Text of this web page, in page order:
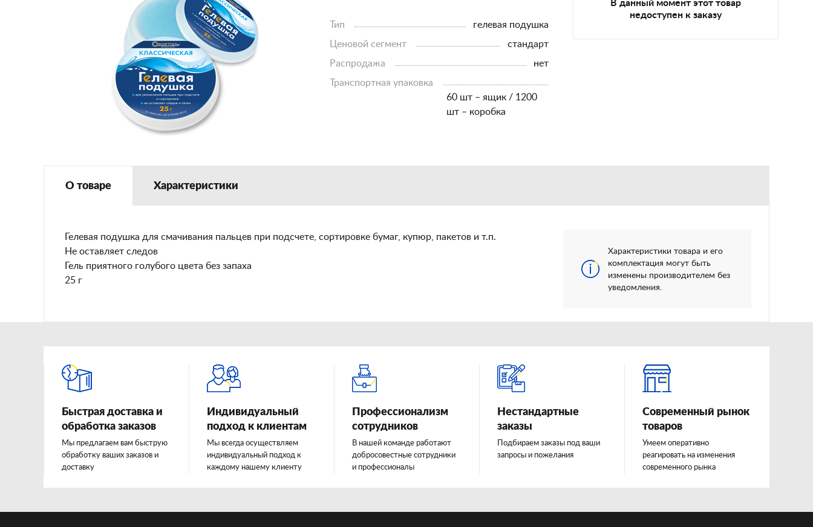
Тип
гелевая подушка
Ценовой сегмент
стандарт
Распродажа
нет
Транспортная упаковка
60 шт – ящик / 1200
шт – коробка
В данный момент этот товар
недоступен к заказу
О товаре Характеристики
Гелевая подушка для смачивания пальцев при подсчете, сортировке бумаг, купюр, пакетов и т.п.
Не оставляет следов
Гель приятного голубого цвета без запаха
25 г
Характеристики товара и его
комплектация могут быть
изменены производителем без
уведомления.
Быстрая доставка и
обработка заказов
Мы предлагаем вам быструю
обработку ваших заказов и
доставку
Индивидуальный
подход к клиентам
Мы всегда осуществляем
индивидуальный подход к
каждому нашему клиенту
Профессионализм
сотрудников
В нашей команде работают
добросовестные сотрудники
и профессионалы
Нестандартные
заказы
Подбираем заказы под ваши
запросы и пожелания
Современный рынок
товаров
Умеем оперативно
реагировать на изменения
современного рынка